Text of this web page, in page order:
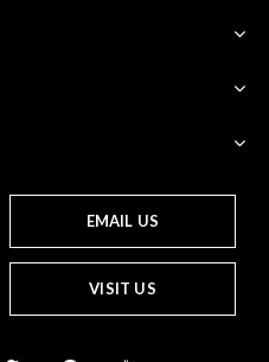
EMAIL US
VISIT US